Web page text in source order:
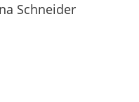
Schneider